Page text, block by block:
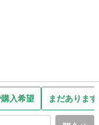
入希望 まだありま